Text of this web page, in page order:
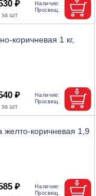
₽
коричневая 1 кг,
₽
коричневая 1,9
₽